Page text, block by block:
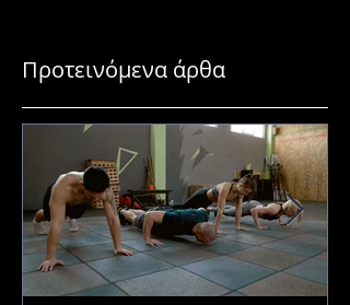
Προτεινόμενα άρθα